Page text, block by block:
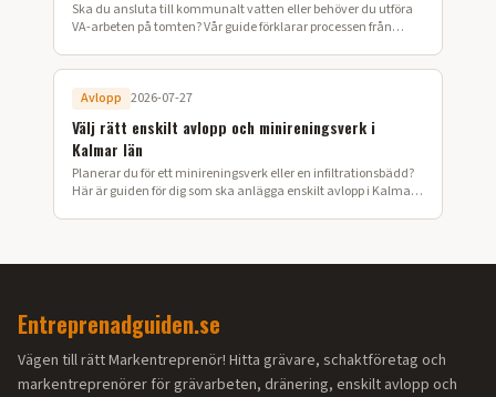
Ska du ansluta till kommunalt vatten eller behöver du utföra
VA-arbeten på tomten? Vår guide förklarar processen från
Avlopp 2026-07-27
Välj rätt enskilt avlopp och minireningsverk i
Kalmar län
Planerar du för ett minireningsverk eller en infiltrationsbädd?
Här är guiden för dig som ska anlägga enskilt avlopp i Kalmar
Entreprenadguiden.se
Vägen till rätt Markentreprenör! Hitta grävare, schaktföretag och
markentreprenörer för grävarbeten, dränering, enskilt avlopp och